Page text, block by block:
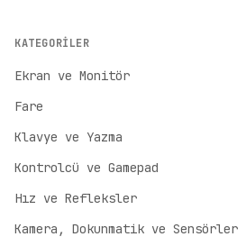
KATEGORILER
Ekran ve Monitör
Fare
Klavye ve Yazma
Kontrolcü ve Gamepad
Hız ve Refleksler
Kamera, Dokunmatik ve Sensörler